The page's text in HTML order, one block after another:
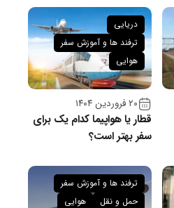
۲۰ فروردین ۱۴۰۴
قطار یا هواپیما کدام یک برای
سفر بهتر است؟
دریایی
ترفند ها و آموزش سفر
هوایی
ترفند ها و آموزش سفر
حمل و نقل
هوایی